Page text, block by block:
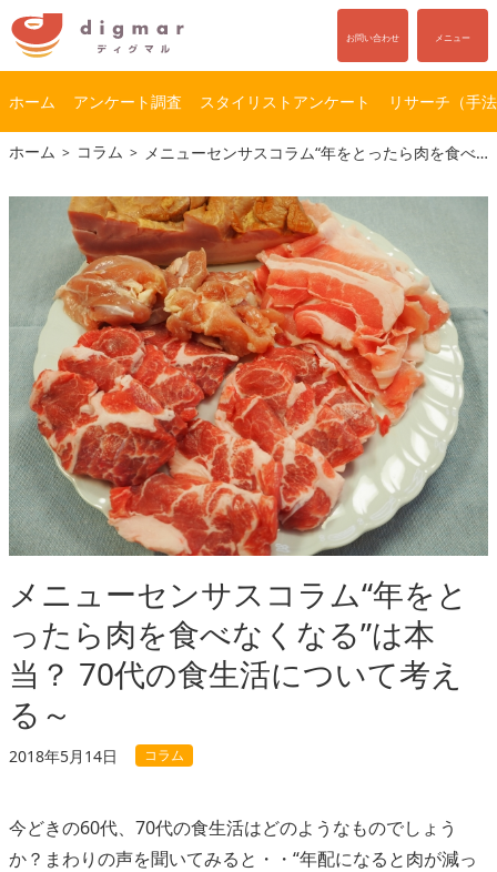
コ
ン
ッ
ナ
ビ
移
お問い合わせ メニュー
ホーム アンケート調査 スタイリストアンケート リサーチ（手
ホーム コラム メニューセンサスコラム“年をとったら肉を食べなくなる”は本当？ 70代の食生活について考える～
メニューセンサスコラム“年をと
ったら肉を食べなくなる”は本
当？ 70代の食生活について考え
る～
2018年5月14日 コラム
今どきの60代、70代の食生活はどのようなものでしょう
か？まわりの声を聞いてみると・・“年配になると肉が減っ